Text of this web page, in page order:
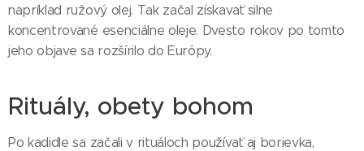
napríklad ružový olej. Tak začal získavať silne
koncentrované esenciálne oleje. Dvesto rokov po tomto
jeho objave sa rozšírilo do Európy.
Rituály, obety bohom
Po kadidle sa začali v rituáloch používať aj borievka,